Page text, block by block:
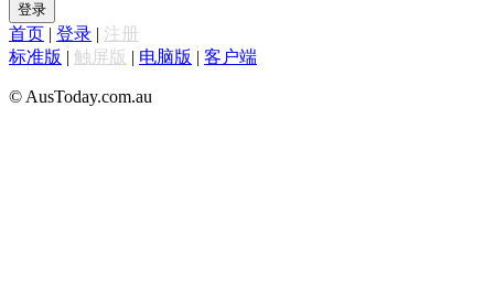
登录
首页 | 登录 | 注册
标准版 | 触屏版 | 电脑版 | 客户端
© AusToday.com.au